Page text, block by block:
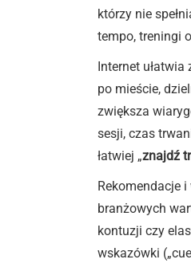
którzy nie
tempo, treningi
Internet
po mieście,
zwiększa
sesji, czas
łatwiej „znajdź
Rekomendacje
branżowych
kontuzji czy
wskazówki